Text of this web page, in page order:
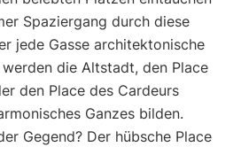
Spaziergang durch diese
jede Gasse architektonische
die Altstadt, den Place
den Place des Cardeurs
Ganzes bilden.
Gegend? Der hübsche Place